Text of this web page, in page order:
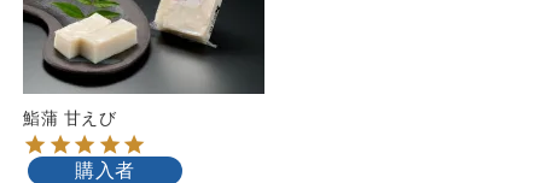
鮨蒲 甘えび
購入者